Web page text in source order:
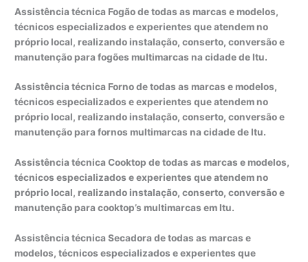
Assistência técnica Fogão de todas as marcas e modelos,
técnicos especializados e experientes que atendem no
próprio local, realizando instalação, conserto, conversão e
manutenção para fogões multimarcas na cidade de Itu.
Assistência técnica Forno de todas as marcas e modelos,
técnicos especializados e experientes que atendem no
próprio local, realizando instalação, conserto, conversão e
manutenção para fornos multimarcas na cidade de Itu.
Assistência técnica Cooktop de todas as marcas e modelos,
técnicos especializados e experientes que atendem no
próprio local, realizando instalação, conserto, conversão e
manutenção para cooktop’s multimarcas em Itu.
Assistência técnica Secadora de todas as marcas e
modelos, técnicos especializados e experientes que